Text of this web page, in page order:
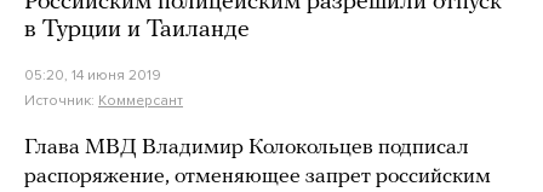
в Турции и Таиланде
05:20, 14 июня 2019
Источник: Коммерсант
Глава МВД Владимир Колокольцев подписал
распоряжение, отменяющее запрет российским